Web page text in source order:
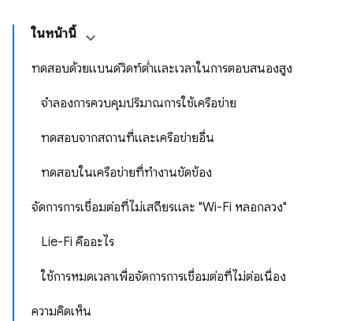
ในหน้านี้
ทดสอบด้วยแบนด์วิดท์ต่ำและเวลาในการตอบสนองสูง
จำลองการควบคุมปริมาณการใช้เครือข่าย
ทดสอบจากสถานที่และเครือข่ายอื่น
ทดสอบในเครือข่ายที่ทำงานขัดข้อง
จัดการการเชื่อมต่อที่ไม่เสถียรและ "Wi-Fi หลอกลวง"
Lie-Fi คืออะไร
ใช้การหมดเวลาเพื่อจัดการการเชื่อมต่อที่ไม่ต่อเนื่อง
ความคิดเห็น